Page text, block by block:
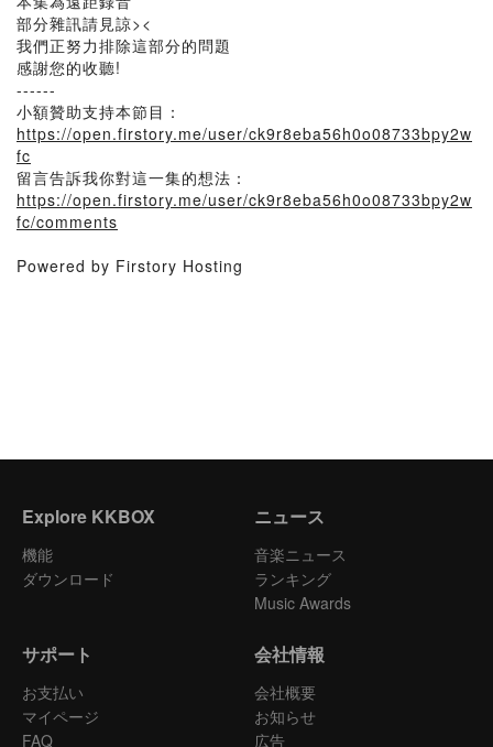
部分雜訊請見諒><
我們正努力排除這部分的問題
感謝您的收聽!
------
小額贊助支持本節目：
https://open.firstory.me/user/ck9r8eba56h0o08733bpy2w
fc
留言告訴我你對這一集的想法：
https://open.firstory.me/user/ck9r8eba56h0o08733bpy2w
fc/comments
Powered by Firstory Hosting
Explore KKBOX
機能
ダウンロード
ニュース
音楽ニュース
ランキング
Music Awards
サポート
お支払い
マイページ
FAQ
会社情報
会社概要
お知らせ
広告